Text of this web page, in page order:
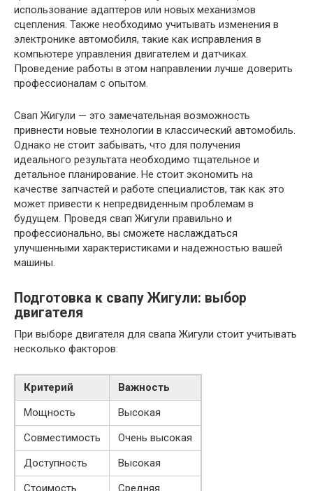
использование адаптеров или новых механизмов
сцепления. Также необходимо учитывать изменения в
электронике автомобиля, такие как исправления в
компьютере управления двигателем и датчиках.
Проведение работы в этом направлении лучше доверить
профессионалам с опытом.
Свап Жигули — это замечательная возможность
привнести новые технологии в классический автомобиль.
Однако не стоит забывать, что для получения
идеального результата необходимо тщательное и
детальное планирование. Не стоит экономить на
качестве запчастей и работе специалистов, так как это
может привести к непредвиденным проблемам в
будущем. Проведя свап Жигули правильно и
профессионально, вы сможете наслаждаться
улучшенными характеристиками и надежностью вашей
машины.
Подготовка к свапу Жигули: выбор
двигателя
При выборе двигателя для свапа Жигули стоит учитывать
несколько факторов:
Критерий
Важность
Мощность
Высокая
Совместимость
Очень высокая
Доступность
Высокая
Стоимость
Средняя